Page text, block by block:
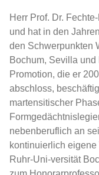
Herr Prof. Dr.
und hat in den
den Schwerpunkten
Bochum, Sevilla
Promotion, die er
abschloss,
martensitischer
nebenberuflich an
kontinuierlich
Ruhr-Uni-versität